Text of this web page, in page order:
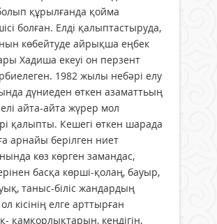
құрылғанда қойма
болған. Елді қалыптастыруда,
көбейтуде айрықша еңбек
Хадиша екеуі он перзент
1982 жылы небәрі елу
дүниеден өткен азаматтьың
айта-айта жүрер мол
қалыпты. Кешегі өткен шарада
арнайы берілген ниет
көз көрген замандас,
басқа көрші-қолаң, бауыр,
таныс-біліс жандардың
кісінің елге арттырған
қамқорлықтарын, кеңдігін,